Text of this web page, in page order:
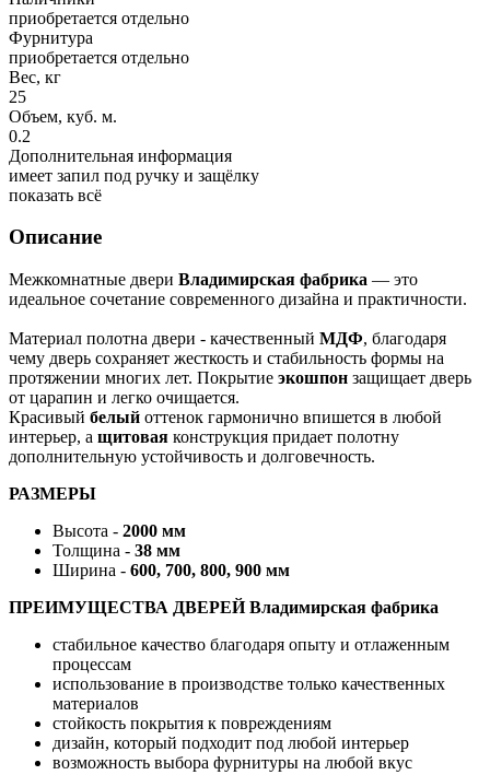
приобретается отдельно
Фурнитура
приобретается отдельно
Вес, кг
25
Объем, куб. м.
0.2
Дополнительная информация
имеет запил под ручку и защёлку
показать всё
Описание
Межкомнатные двери Владимирская фабрика — это
идеальное сочетание современного дизайна и практичности.
Материал полотна двери - качественный МДФ, благодаря
чему дверь сохраняет жесткость и стабильность формы на
протяжении многих лет. Покрытие экошпон защищает дверь
от царапин и легко очищается.
Красивый белый оттенок гармонично впишется в любой
интерьер, а щитовая конструкция придает полотну
дополнительную устойчивость и долговечность.
РАЗМЕРЫ
Высота - 2000 мм
Толщина - 38 мм
Ширина - 600, 700, 800, 900 мм
ПРЕИМУЩЕСТВА ДВЕРЕЙ Владимирская фабрика
стабильное качество благодаря опыту и отлаженным
процессам
использование в производстве только качественных
материалов
стойкость покрытия к повреждениям
дизайн, который подходит под любой интерьер
возможность выбора фурнитуры на любой вкус